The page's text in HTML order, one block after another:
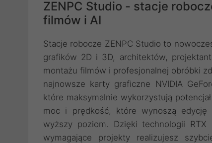
ZENPC Studio - stacje
filmów i AI
Stacje robocze ZENPC Studio to
grafików 2D i 3D, architektów,
montażu filmów i profesjonalnej obróbki
najnowsze karty graficzne NVIDIA
które maksymalnie wykorzystują
moc i prędkość, które wynoszą
wyższy poziom. Dzięki technologii
wymagające projekty realizujesz